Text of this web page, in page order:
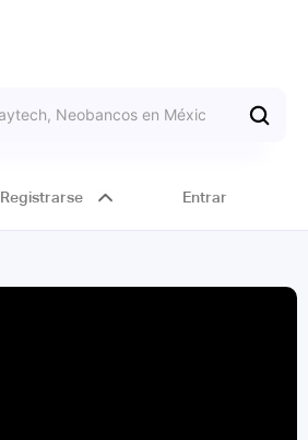
Registrarse Entrar